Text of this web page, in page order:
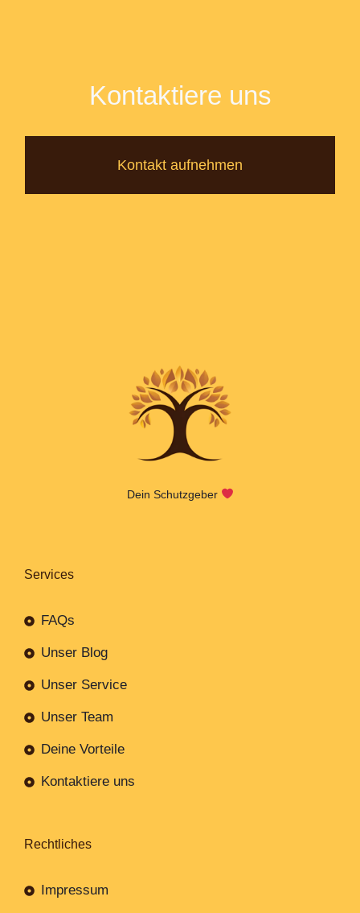
Kontaktiere uns
Kontakt aufnehmen
Dein Schutzgeber
Services
FAQs
Unser Blog
Unser Service
Unser Team
Deine Vorteile
Kontaktiere uns
Rechtliches
Impressum